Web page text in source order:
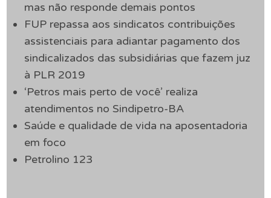
mas não responde demais pontos
FUP repassa aos sindicatos contribuições
assistenciais para adiantar pagamento dos
sindicalizados das subsidiárias que fazem juz
à PLR 2019
‘Petros mais perto de você’ realiza
atendimentos no Sindipetro-BA
Saúde e qualidade de vida na aposentadoria
em foco
Petrolino 123